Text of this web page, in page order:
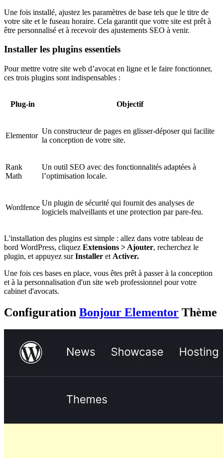
Une fois installé, ajustez les paramètres de base tels que le titre de
votre site et le fuseau horaire. Cela garantit que votre site est prêt à
être personnalisé et à recevoir des ajustements SEO à venir.
Installer les plugins essentiels
Pour mettre votre site web d’avocat en ligne et le faire fonctionner,
ces trois plugins sont indispensables :
Plug-in Objectif
Elementor
Un constructeur de pages en glisser-déposer qui facilite
la conception de votre site.
Rank
Math
Un outil SEO avec des fonctionnalités adaptées à
l’optimisation locale.
Wordfence
Un plugin de sécurité qui fournit des analyses de
logiciels malveillants et une protection par pare-feu.
L'installation des plugins est simple : allez dans votre tableau de
bord WordPress, cliquez Extensions > Ajouter, recherchez le
plugin, et appuyez surInstaller et Activer.
Une fois ces bases en place, vous êtes prêt à passer à la conception
et à la personnalisation d'un site web professionnel pour votre
cabinet d'avocats.
Configuration Bonjour Elementor Thème